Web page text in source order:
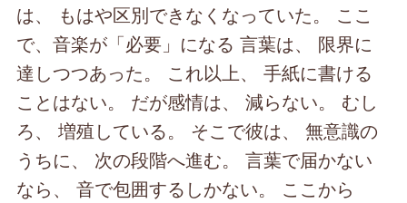
は、 もはや区別できなくなっていた。 ここ
で、音楽が「必要」になる 言葉は、 限界に
達しつつあった。 これ以上、 手紙に書ける
ことはない。 だが感情は、 減らない。 むし
ろ、 増殖している。 そこで彼は、 無意識の
うちに、 次の段階へ進む。 言葉で届かない
なら、 音で包囲するしかない。 ここから